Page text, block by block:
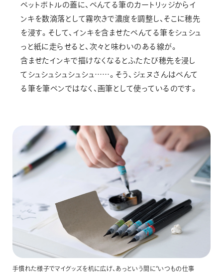
ペットボトルの蓋に、ぺんてる筆のカートリッジからイ
ンキを数滴落として霧吹きで濃度を調整し、そこに穂先
を浸す。そして、インキを含ませたぺんてる筆をシュシュ
っと紙に走らせると、次々と味わいのある線が。
含ませたインキで描けなくなるとふたたび穂先を浸し
てシュシュシュシュシュ……。そう、ジェヌさんはぺんて
る筆を筆ペンではなく、画筆として使っているのです。
手慣れた様子でマイグッズを机に広げ、あっという間に“いつもの仕事